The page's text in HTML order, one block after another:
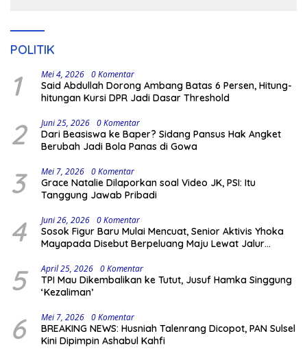
POLITIK
1 Mei 4, 2026 0 Komentar
Said Abdullah Dorong Ambang Batas 6 Persen, Hitung-
hitungan Kursi DPR Jadi Dasar Threshold
2 Juni 25, 2026 0 Komentar
Dari Beasiswa ke Baper? Sidang Pansus Hak Angket
Berubah Jadi Bola Panas di Gowa
3 Mei 7, 2026 0 Komentar
Grace Natalie Dilaporkan soal Video JK, PSI: Itu
Tanggung Jawab Pribadi
4 Juni 26, 2026 0 Komentar
Sosok Figur Baru Mulai Mencuat, Senior Aktivis Yhoka
Mayapada Disebut Berpeluang Maju Lewat Jalur
5 April 25, 2026 0 Komentar
TPI Mau Dikembalikan ke Tutut, Jusuf Hamka Singgung
‘Kezaliman’
6 Mei 7, 2026 0 Komentar
BREAKING NEWS: Husniah Talenrang Dicopot, PAN Sulsel
Kini Dipimpin Ashabul Kahfi